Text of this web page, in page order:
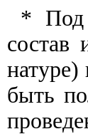
*
состав
натуре)
быть